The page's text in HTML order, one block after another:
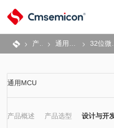
产品
通用MCU
产品概述 产品选型 设计与开